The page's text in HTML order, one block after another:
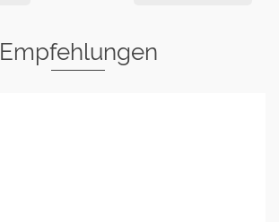
Empfehlungen